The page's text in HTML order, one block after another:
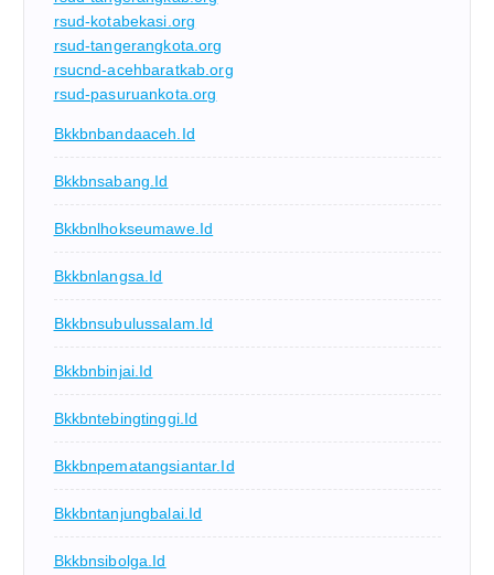
rsud-kotabekasi.org
rsud-tangerangkota.org
rsucnd-acehbaratkab.org
rsud-pasuruankota.org
Bkkbnbandaaceh.id
Bkkbnsabang.id
Bkkbnlhokseumawe.id
Bkkbnlangsa.id
Bkkbnsubulussalam.id
Bkkbnbinjai.id
Bkkbntebingtinggi.id
Bkkbnpematangsiantar.id
Bkkbntanjungbalai.id
Bkkbnsibolga.id